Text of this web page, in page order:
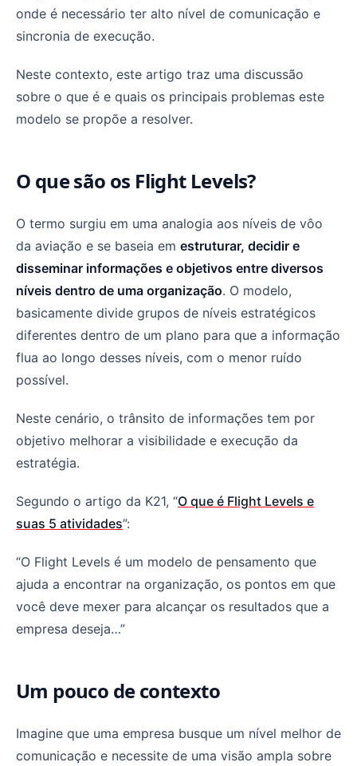
onde é necessário ter alto nível de comunicação e
sincronia de execução.
Neste contexto, este artigo traz uma discussão
sobre o que é e quais os principais problemas este
modelo se propõe a resolver.
O que são os Flight Levels?
O termo surgiu em uma analogia aos níveis de vôo
da aviação e se baseia em estruturar, decidir e
disseminar informações e objetivos entre diversos
níveis dentro de uma organização. O modelo,
basicamente divide grupos de níveis estratégicos
diferentes dentro de um plano para que a informação
flua ao longo desses níveis, com o menor ruído
possível.
Neste cenário, o trânsito de informações tem por
objetivo melhorar a visibilidade e execução da
estratégia.
Segundo o artigo da K21, “O que é Flight Levels e
suas 5 atividades”:
“O Flight Levels é um modelo de pensamento que
ajuda a encontrar na organização, os pontos em que
você deve mexer para alcançar os resultados que a
empresa deseja…”
Um pouco de contexto
Imagine que uma empresa busque um nível melhor de
comunicação e necessite de uma visão ampla sobre